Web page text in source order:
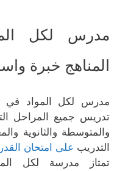
مدرس لكل
المناهج خبرة
مدرس لكل المواد في
تدريس جميع المراحل
والمتوسطة والثانوية
التدريب على امتحان
تمتاز مدرسة لكل